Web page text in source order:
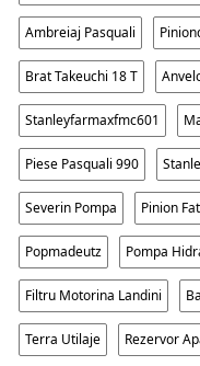
Ambreiaj Pasquali
Brat Takeuchi 18 T
Stanleyfarmaxfmc601
Piese Pasquali 990
Severin Pompa Pinion
Popmadeutz Pompa
Filtru Motorina Landini
Terra Utilaje Rezervor